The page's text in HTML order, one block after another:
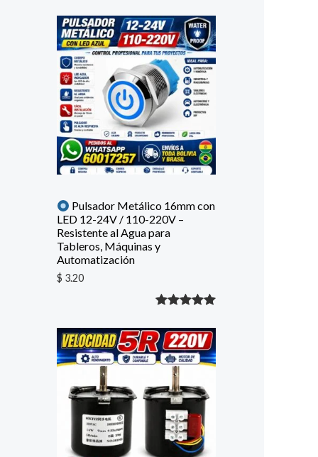
Pulsador Metálico 16mm con
LED 12-24V / 110-220V –
Resistente al Agua para
Tableros, Máquinas y
Automatización
$ 3.20
con5.00de
5 en base
avaloración
de un
cliente